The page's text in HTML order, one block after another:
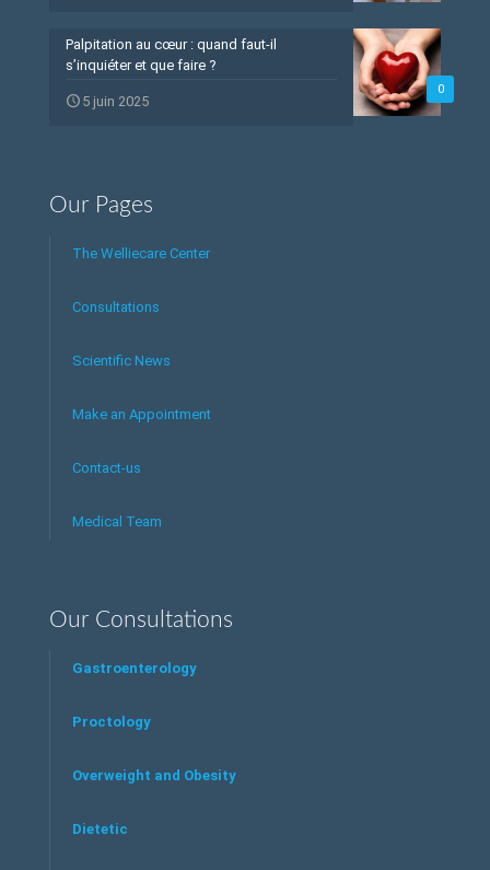
0
Palpitation au cœur : quand faut-il
s’inquiéter et que faire ?
5 juin 2025
Our Pages
The Welliecare Center
Consultations
Scientific News
Make an Appointment
Contact-us
Medical Team
Our Consultations
Gastroenterology
Proctology
Overweight and Obesity
Dietetic